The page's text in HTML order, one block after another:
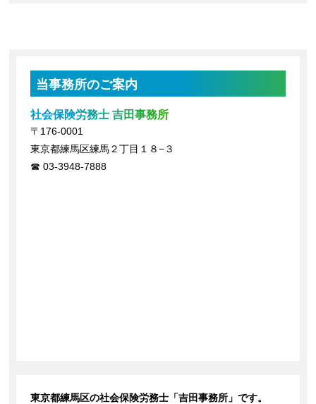
当事務所のご案内
社会保険労務士 吉田事務所
〒176-0001
東京都練馬区練馬２丁目１８−３
03-3948-7888
東京都練馬区の社会保険労務士「吉田事務所」です。